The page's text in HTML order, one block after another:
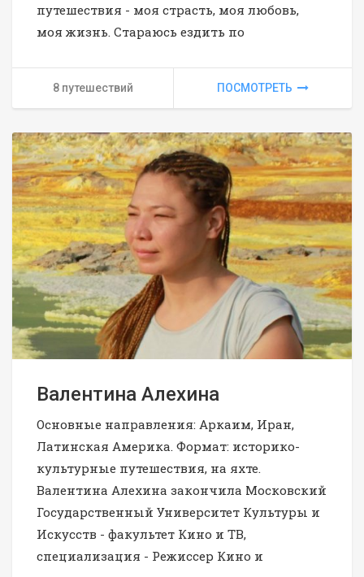
путешествия - моя страсть, моя любовь,
моя жизнь. Стараюсь ездить по
8 путешествий ПОСМОТРЕТЬ
Валентина Алехина
Основные направления: Аркаим, Иран,
Латинская Америка. Формат: историко-
культурные путешествия, на яхте.
Валентина Алехина закончила Московский
Государственный Университет Культуры и
Искусств - факультет Кино и ТВ,
специализация - Режиссер Кино и